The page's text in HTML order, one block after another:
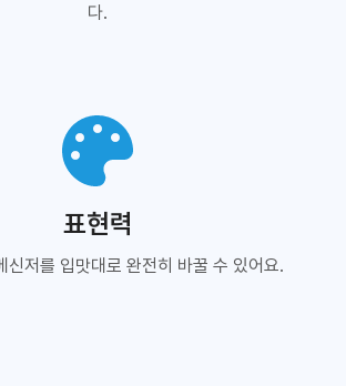
다.
표현력
신저를 입맛대로 완전히 바꿀 수 있어요.